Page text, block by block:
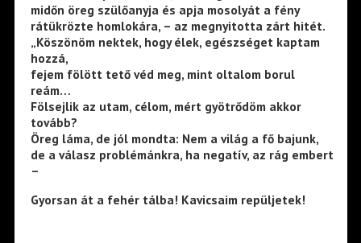
midőn öreg szülőanyja és apja mosolyát a fény
rátükrözte homlokára, – az megnyitotta zárt hitét.
„Köszönöm nektek, hogy élek, egészséget kaptam
hozzá,
fejem fölött tető véd meg, mint oltalom borul
reám…
Fölsejlik az utam, célom, mért gyötrődöm akkor
tovább?
Öreg láma, de jól mondta: Nem a világ a fő bajunk,
de a válasz problémánkra, ha negatív, az rág embert
–
Gyorsan át a fehér tálba! Kavicsaim repüljetek!